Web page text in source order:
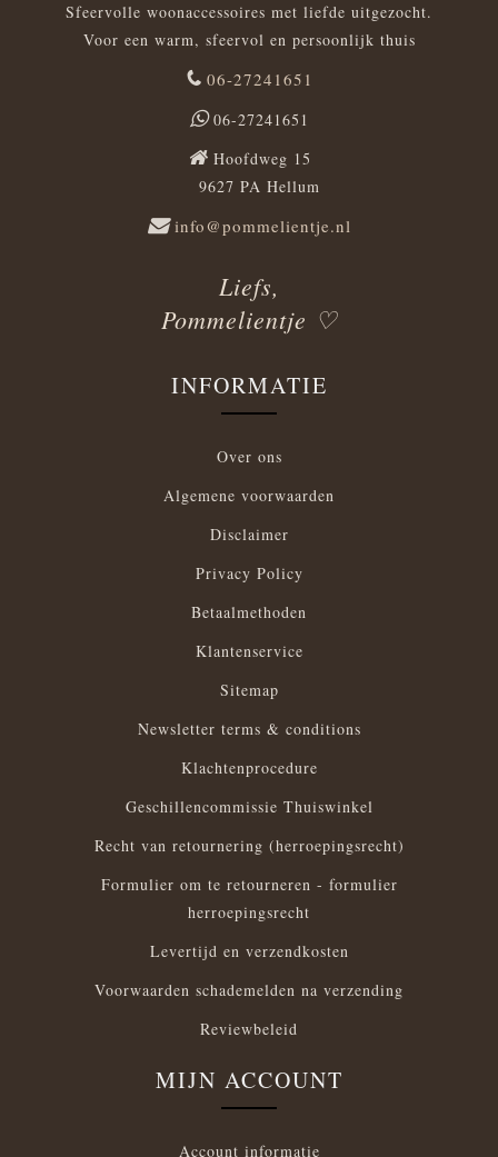
Sfeervolle woonaccessoires met liefde uitgezocht.
Voor een warm, sfeervol en persoonlijk thuis
06-27241651
06-27241651
Hoofdweg 15
9627 PA Hellum
info@pommelientje.nl
Liefs,
Pommelientje ♡
INFORMATIE
Over ons
Algemene voorwaarden
Disclaimer
Privacy Policy
Betaalmethoden
Klantenservice
Sitemap
Newsletter terms & conditions
Klachtenprocedure
Geschillencommissie Thuiswinkel
Recht van retournering (herroepingsrecht)
Formulier om te retourneren - formulier
herroepingsrecht
Levertijd en verzendkosten
Voorwaarden schademelden na verzending
Reviewbeleid
MIJN ACCOUNT
Account informatie